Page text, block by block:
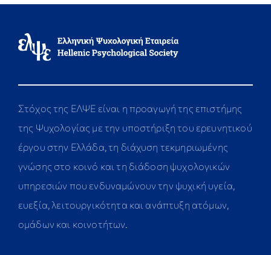
Στόχος της ΕΛΨΕ είναι η προαγωγή της επιστήμης
της Ψυχολογίας με την υποστήριξη του ερευνητικού
έργου στην Ελλάδα, τη διάχυση τεκμηριωμένης
γνώσης στο κοινό και τη διάδοση ψυχολογικών
υπηρεσιών που ενδυναμώνουν την ψυχική υγεία,
ευεξία, λειτουργικότητα και ανάπτυξη ατόμων,
ομάδων και κοινοτήτων.